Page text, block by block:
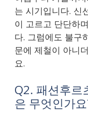
는 시기입니다. 신
이 고르고 단단하
다. 그럼에도 불구
문에 제철이 아니
요.
Q2. 패션후르
은 무엇인가